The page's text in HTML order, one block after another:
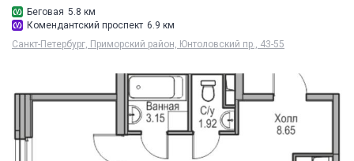
Беговая 5.8 км
Комендантский проспект 6.9 км
Санкт-Петербург, Приморский район, Юнтоловский пр., 43-55